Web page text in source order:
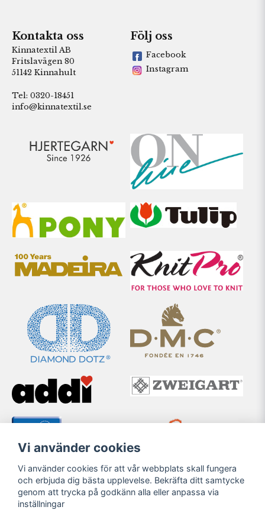
Kontakta oss
Kinnatextil AB
Fritslavägen 80
51142 Kinnahult
Tel: 0320-18451
info@kinnatextil.se
Följ oss
Facebook
Instagram
Vi använder cookies
Vi använder cookies för att vår webbplats skall fungera
och erbjuda dig bästa upplevelse. Bekräfta ditt samtycke
genom att trycka på godkänn alla eller anpassa via
inställningar